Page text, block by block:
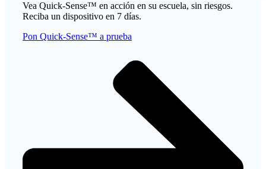
Vea Quick-Sense™ en acción en su escuela, sin riesgos.
Reciba un dispositivo en 7 días.
Pon Quick-Sense™ a prueba